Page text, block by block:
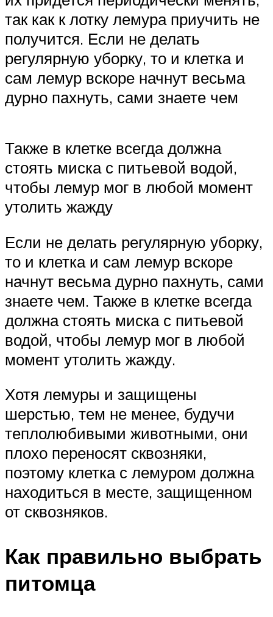
так как к лотку лемура приучить не
получится. Если не делать
регулярную уборку, то и клетка и
сам лемур вскоре начнут весьма
дурно пахнуть, сами знаете чем
Также в клетке всегда должна
стоять миска с питьевой водой,
чтобы лемур мог в любой момент
утолить жажду
Если не делать регулярную уборку,
то и клетка и сам лемур вскоре
начнут весьма дурно пахнуть, сами
знаете чем. Также в клетке всегда
должна стоять миска с питьевой
водой, чтобы лемур мог в любой
момент утолить жажду.
Хотя лемуры и защищены
шерстью, тем не менее, будучи
теплолюбивыми животными, они
плохо переносят сквозняки,
поэтому клетка с лемуром должна
находиться в месте, защищенном
от сквозняков.
Как правильно выбрать
питомца